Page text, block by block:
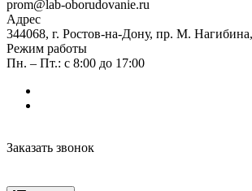
prom@lab-oborudovanie.ru
Адрес
344068, г. Ростов-на-Дону, пр. М.
Режим работы
Пн. – Пт.: с 8:00 до 17:00
Заказать звонок